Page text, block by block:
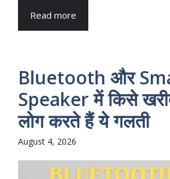
Read more
Bluetooth और
Speaker में किसे
लोग करते हैं ये गलती
August 4, 2026